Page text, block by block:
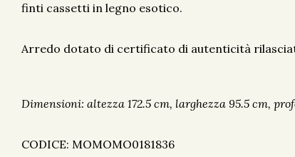
finti cassetti in legno esotico.
Arredo dotato di certificato di autenticità
Dimensioni: altezza 172.5 cm, larghezza 95.5 cm,
CODICE: MOMOMO0181836